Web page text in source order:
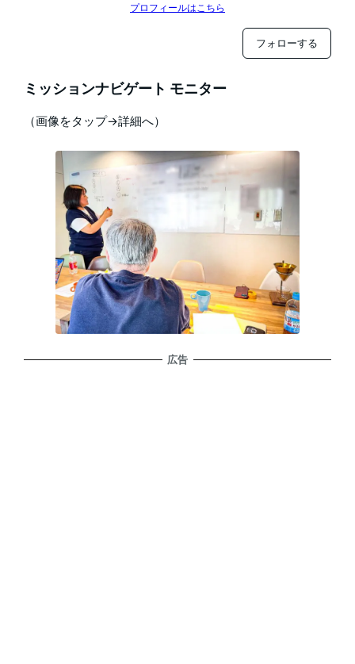
プロフィールはこちら
フォローする
ミッションナビゲート モニター
（画像をタップ→詳細へ）
広告